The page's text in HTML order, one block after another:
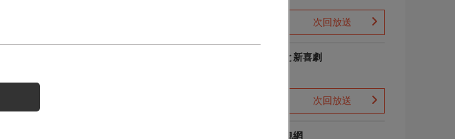
歌劇-」感謝祭
次回放送
よしもと新喜劇
次回放送
鰯賣戀曳網